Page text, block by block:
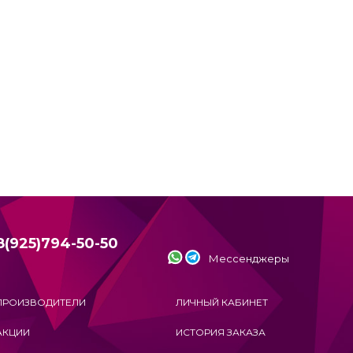
50-50
Мессенджеры
ЛИЧНЫЙ КАБИНЕТ
ИСТОРИЯ ЗАКАЗА